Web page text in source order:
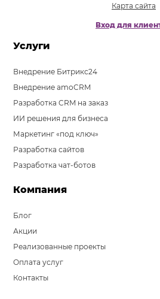
Карта сайта
Вход для
Услуги
Внедрение Битрикс24
Внедрение amoCRM
Разработка CRM на заказ
ИИ решения для бизнеса
Маркетинг «под ключ»
Разработка сайтов
Разработка чат-ботов
Компания
Блог
Акции
Реализованные проекты
Оплата услуг
Контакты